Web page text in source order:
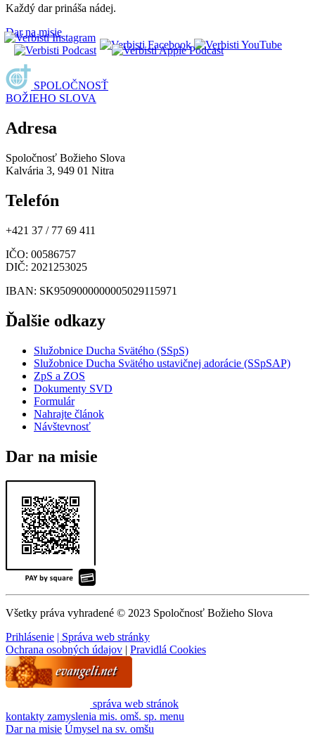
Každý dar prináša nádej.
Dar na misie
SPOLOČNOSŤ
BOŽIEHO SLOVA
Adresa
Spoločnosť Božieho Slova
Kalvária 3, 949 01 Nitra
Telefón
+421 37 / 77 69 411
IČO: 00586757
DIČ: 2021253025
IBAN: SK9509000000005029115971
Ďalšie odkazy
Služobnice Ducha Svätého (SSpS)
Služobnice Ducha Svätého ustavičnej adorácie (SSpSAP)
ZpS a ZOS
Dokumenty SVD
Formulár
Nahrajte článok
Návštevnosť
Dar na misie
Všetky práva vyhradené © 2023 Spoločnosť Božieho Slova
Prihlásenie | Správa web stránky
Ochrana osobných údajov | Pravidlá Cookies
správa web stránok
kontakty zamyslenia mis. omš. sp. menu
Dar na misie Úmysel na sv. omšu